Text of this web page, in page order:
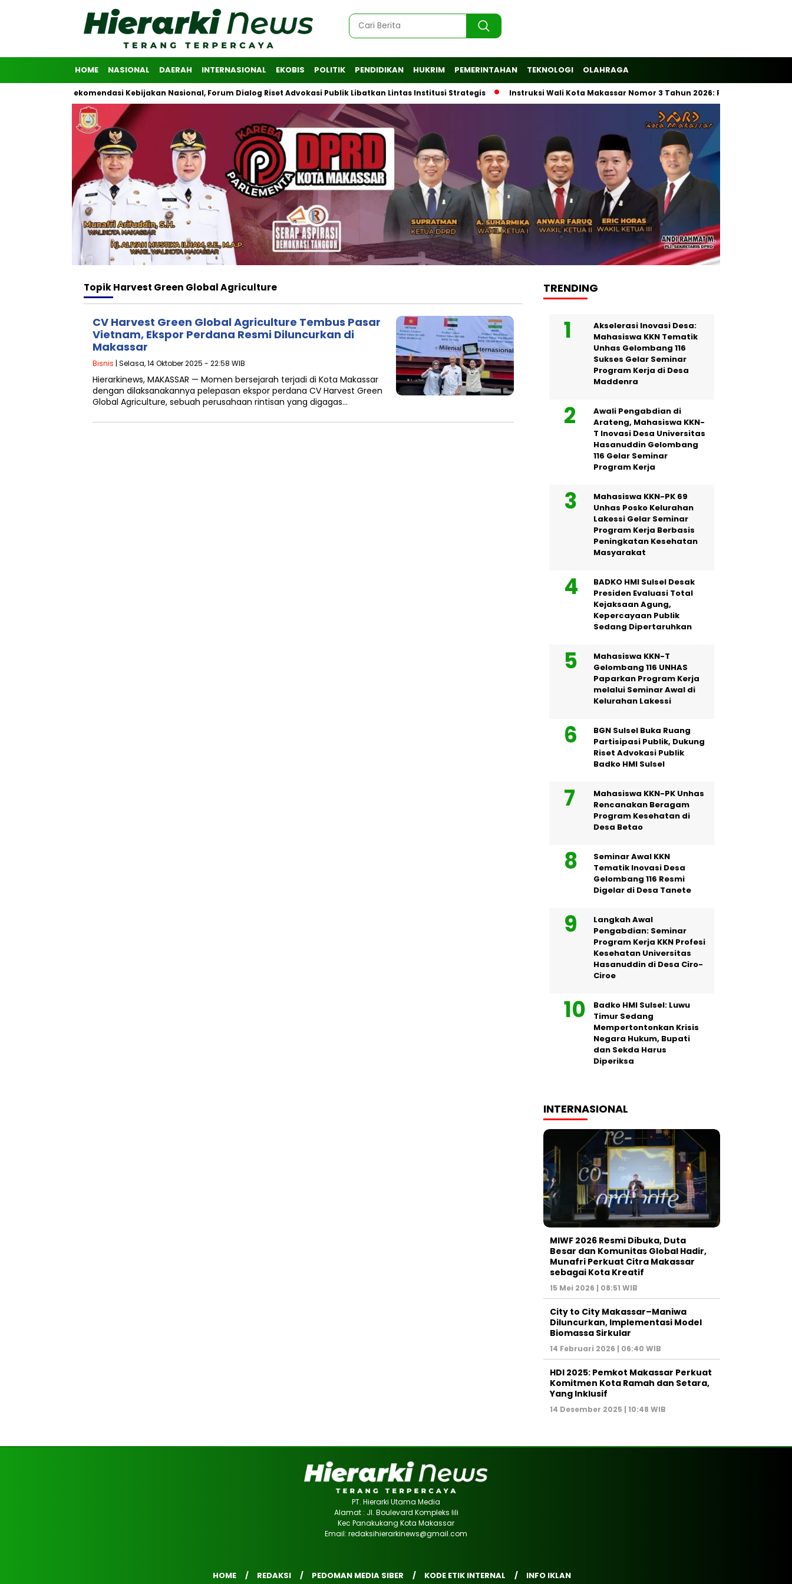
HOME NASIONAL DAERAH INTERNASIONAL EKOBIS POLITIK PENDIDIKAN HUKRIM PEMERINTAHAN TEKNOLOGI OLAHRAGA
Rekomendasi Kebijakan Nasional, Forum Dialog Riset Advokasi Publik Libatkan Lintas Institusi Strategis Instruksi Wali Kota Makassar Nomor 3 Tahun 2026: Pemilahan Sampah
TopikHarvest Green Global Agriculture
CV Harvest Green Global Agriculture Tembus Pasar
Vietnam, Ekspor Perdana Resmi Diluncurkan di
Makassar
Bisnis | Selasa, 14 Oktober 2025 - 22:58 WIB
Hierarkinews, MAKASSAR — Momen bersejarah terjadi di Kota Makassar
dengan dilaksanakannya pelepasan ekspor perdana CV Harvest Green
Global Agriculture, sebuah perusahaan rintisan yang digagas…
TRENDING
Akselerasi Inovasi Desa:
Mahasiswa KKN Tematik
Unhas Gelombang 116
Sukses Gelar Seminar
Program Kerja di Desa
Maddenra
Awali Pengabdian di
Arateng, Mahasiswa KKN-
T Inovasi Desa Universitas
Hasanuddin Gelombang
116 Gelar Seminar
Program Kerja
Mahasiswa KKN-PK 69
Unhas Posko Kelurahan
Lakessi Gelar Seminar
Program Kerja Berbasis
Peningkatan Kesehatan
Masyarakat
BADKO HMI Sulsel Desak
Presiden Evaluasi Total
Kejaksaan Agung,
Kepercayaan Publik
Sedang Dipertaruhkan
Mahasiswa KKN-T
Gelombang 116 UNHAS
Paparkan Program Kerja
melalui Seminar Awal di
Kelurahan Lakessi
BGN Sulsel Buka Ruang
Partisipasi Publik, Dukung
Riset Advokasi Publik
Badko HMI Sulsel
Mahasiswa KKN-PK Unhas
Rencanakan Beragam
Program Kesehatan di
Desa Betao
Seminar Awal KKN
Tematik Inovasi Desa
Gelombang 116 Resmi
Digelar di Desa Tanete
Langkah Awal
Pengabdian: Seminar
Program Kerja KKN Profesi
Kesehatan Universitas
Hasanuddin di Desa Ciro-
Ciroe
Badko HMI Sulsel: Luwu
Timur Sedang
Mempertontonkan Krisis
Negara Hukum, Bupati
dan Sekda Harus
Diperiksa
INTERNASIONAL
MIWF 2026 Resmi Dibuka, Duta
Besar dan Komunitas Global Hadir,
Munafri Perkuat Citra Makassar
sebagai Kota Kreatif
15 Mei 2026 | 08:51 WIB
City to City Makassar–Maniwa
Diluncurkan, Implementasi Model
Biomassa Sirkular
14 Februari 2026 | 06:40 WIB
HDI 2025: Pemkot Makassar Perkuat
Komitmen Kota Ramah dan Setara,
Yang Inklusif
14 Desember 2025 | 10:48 WIB
PT. Hierarki Utama Media
Alamat : Jl. Boulevard Kompleks lili
Kec Panakukang Kota Makassar
Email: redaksihierarkinews@gmail.com
HOME REDAKSI PEDOMAN MEDIA SIBER KODE ETIK INTERNAL INFO IKLAN